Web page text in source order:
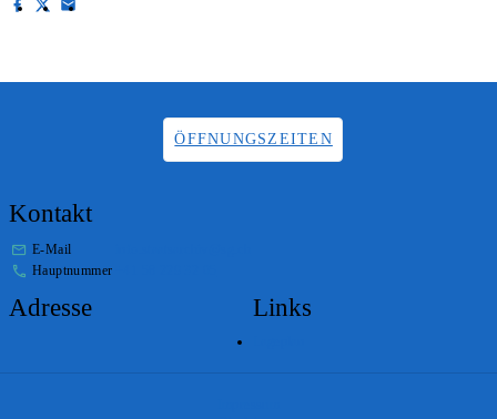
ÖFFNUNGSZEITEN
Kontakt
E-Mail
Hauptnummer
Adresse Links